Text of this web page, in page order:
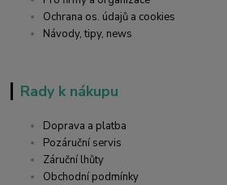
Ochrana os. údajů a cookies
Návody, tipy, news
Rady k nákupu
Doprava a platba
Pozáruční servis
Záruční lhůty
Obchodní podmínky